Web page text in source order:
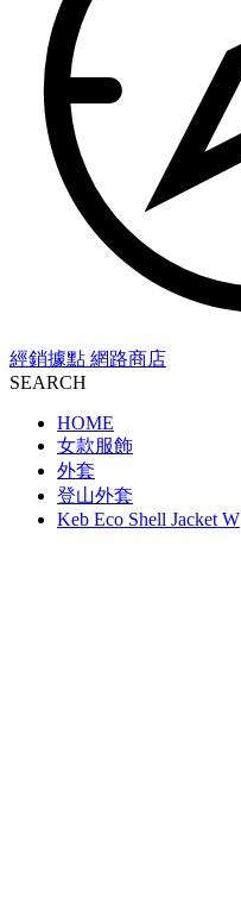
經銷據點 網路商店
SEARCH
HOME
女款服飾
外套
登山外套
Keb Eco Shell Jacket W